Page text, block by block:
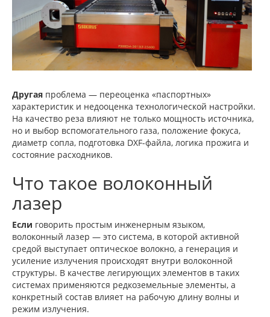
Другая проблема — переоценка «паспортных»
характеристик и недооценка технологической настройки.
На качество реза влияют не только мощность источника,
но и выбор вспомогательного газа, положение фокуса,
диаметр сопла, подготовка DXF-файла, логика прожига и
состояние расходников.
Что такое волоконный
лазер
Если говорить простым инженерным языком,
волоконный лазер — это система, в которой активной
средой выступает оптическое волокно, а генерация и
усиление излучения происходят внутри волоконной
структуры. В качестве легирующих элементов в таких
системах применяются редкоземельные элементы, а
конкретный состав влияет на рабочую длину волны и
режим излучения.